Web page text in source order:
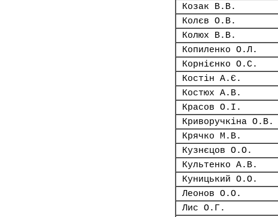
Козак В.В.
Колєв О.В.
Колюх В.В.
Копиленко О.Л.
Корнієнко О.С.
Костін А.Є.
Костюх А.В.
Красов О.І.
Криворучкіна О.В.
Крячко М.В.
Кузнєцов О.О.
Культенко А.В.
Куницький О.О.
Леонов О.О.
Лис О.Г.